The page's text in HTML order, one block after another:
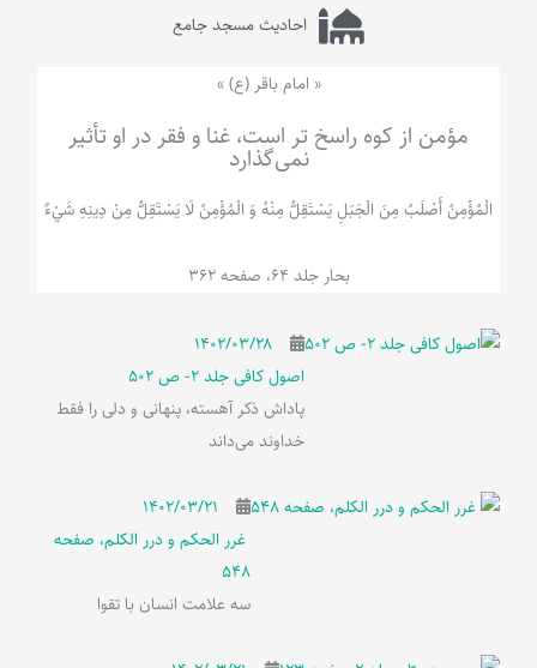
احادیث مسجد جامع
« امام باقر (ع) »
مؤمن از کوه راسخ تر است، غنا و فقر در او تأثیر
نمی‌گذارد
الْمُؤْمِنُ‌ أَصْلَبُ‌ مِنَ‌ الْجَبَلِ‌ یَسْتَقِلُّ مِنْهُ وَ الْمُؤْمِنُ لَا يَسْتَقِلُّ مِنْ دِينِهِ شَيْ‌ءٌ
بحار جلد 64، صفحه 362
۱۴۰۲/۰۳/۲۸
اصول کافی جلد 2- ص 502
پاداش ذکر آهسته، پنهانی و دلی را فقط
خداوند می‌داند
۱۴۰۲/۰۳/۲۱
غرر الحکم و درر الکلم، صفحه
548
سه علامت انسان با تقوا